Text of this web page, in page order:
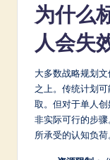
e
in
A
为什么
人会失
大多数战略规划
之上。传统计划
取。但对于单人
非实际可行的步
所承受的认知负荷